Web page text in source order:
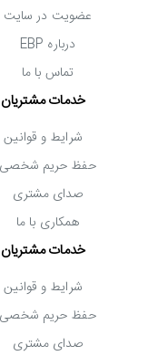
عضویت در سایت
درباره EBP
تماس با ما
خدمات مشتریان
شرایط و قوانین
حفظ حریم شخصی
صدای مشتری
همکاری با ما
خدمات مشتریان
شرایط و قوانین
حفظ حریم شخصی
صدای مشتری